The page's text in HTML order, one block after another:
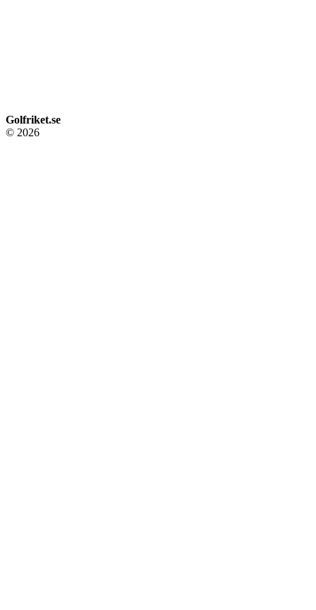
Golfriket.se
© 2026